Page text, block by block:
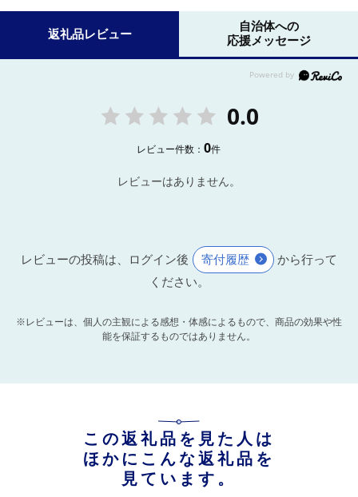
返礼品レビュー
自治体への
応援メッセージ
0.0
レビュー件数：0件
レビューはありません。
レビューの投稿は、ログイン後 寄付履歴
から行って
ください。
※レビューは、個人の主観による感想・体感によるもので、商品の効果や性
能を保証するものではありません。
この返礼品を見た人は
ほかにこんな返礼品を
見ています。